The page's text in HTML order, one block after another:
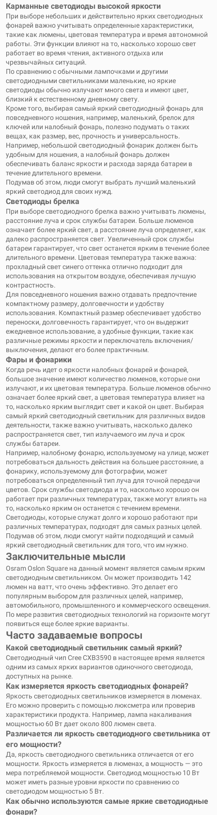
Карманные светодиоды высокой яркости
При выборе небольших и действительно ярких светодиодных
фонарей важно учитывать определенные характеристики,
такие как люмены, цветовая температура и время автономной
работы. Эти функции влияют на то, насколько хорошо свет
работает во время чтения, активного отдыха или
чрезвычайных ситуаций.
По сравнению с обычными лампочками и другими
светодиодными светильниками маленькие, но яркие
светодиоды обычно излучают много света и имеют цвет,
близкий к естественному дневному свету.
Кроме того, выбирая самый яркий светодиодный фонарь для
повседневного ношения, например, маленький, брелок для
ключей или налобный фонарь, полезно подумать о таких
вещах, как размер, вес, прочность и универсальность.
Например, небольшой светодиодный фонарик должен быть
удобным для ношения, а налобный фонарь должен
обеспечивать баланс яркости и расхода заряда батареи в
течение длительного времени.
Подумав об этом, люди смогут выбрать лучший маленький
яркий светодиод для своих нужд.
Светодиоды брелка
При выборе светодиодного брелка важно учитывать люмены,
расстояние луча и срок службы батареи. Больше люменов
означает более яркий свет, а расстояние луча определяет, как
далеко распространяется свет. Увеличенный срок службы
батареи гарантирует, что свет останется ярким в течение более
длительного времени. Цветовая температура также важна:
прохладный свет синего оттенка отлично подходит для
использования на открытом воздухе, обеспечивая лучшую
контрастность.
Для повседневного ношения важно отдавать предпочтение
компактному размеру, долговечности и удобству
использования. Компактный размер обеспечивает удобство
переноски, долговечность гарантирует, что он выдержит
ежедневное использование, а удобные функции, такие как
различные режимы яркости и переключатель включения/
выключения, делают его более практичным.
Фары и фонарики
Когда речь идет о яркости налобных фонарей и фонарей,
большое значение имеют количество люменов, которые они
излучают, и их цветовая температура. Больше люменов обычно
означает более яркий свет, а цветовая температура влияет на
то, насколько ярким выглядит свет и какой он цвет. Выбирая
самый яркий светодиодный светильник для различных видов
деятельности, также важно учитывать, насколько далеко
распространяется свет, тип излучаемого им луча и срок
службы батареи.
Например, налобному фонарю, используемому на улице, может
потребоваться дальность действия на большее расстояние, а
фонарику, используемому для фотографии, может
потребоваться определенный тип луча для точной передачи
цветов. Срок службы светодиода и то, насколько хорошо он
работает при различных температурах, также могут влиять на
то, насколько ярким он останется с течением времени.
Светодиоды, которые служат долго и хорошо работают при
различных температурах, подходят для самых разных целей.
Подумав об этом, люди смогут найти подходящий и самый
яркий светодиодный светильник для того, что им нужно.
Заключительные мысли
Osram Oslon Square на данный момент является самым ярким
светодиодным светильником. Он может производить 142
люмен на ватт, что очень эффективно. Это делает его
популярным выбором для различных целей, например,
автомобильного, промышленного и коммерческого освещения.
По мере развития светодиодных технологий на горизонте могут
появиться еще более яркие варианты.
Часто задаваемые вопросы
Какой светодиодный светильник самый яркий?
Светодиодный чип Cree CXB3590 в настоящее время является
одним из самых ярких вариантов одиночного светодиода,
доступных на рынке.
Как измеряется яркость светодиодных фонарей?
Яркость светодиодных светильников измеряется в люменах.
Его можно проверить с помощью люксметра или проверив
характеристики продукта. Например, лампа накаливания
мощностью 60 Вт дает около 800 люмен света.
Различается ли яркость светодиодного светильника от
его мощности?
Да, яркость светодиодного светильника отличается от его
мощности. Яркость измеряется в люменах, а мощность — это
мера потребляемой мощности. Светодиод мощностью 10 Вт
может иметь разные уровни яркости по сравнению со
светодиодом мощностью 5 Вт.
Как обычно используются самые яркие светодиодные
фонари?